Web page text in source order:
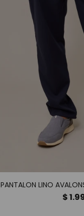
PANTALON LINO
$